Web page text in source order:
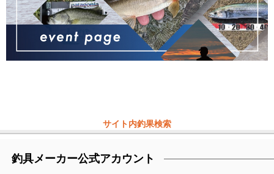
サイト内釣果検索
釣具メーカー公式アカウント